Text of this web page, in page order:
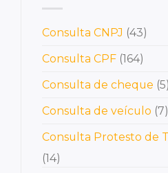
Consulta CNPJ (43)
Consulta CPF (164)
Consulta de cheque (5)
Consulta de veículo (7)
Consulta Protesto de
(14)